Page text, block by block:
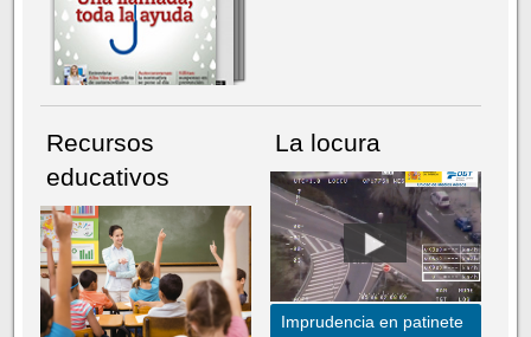
Recursos
educativos
La locura
Imprudencia en patinete